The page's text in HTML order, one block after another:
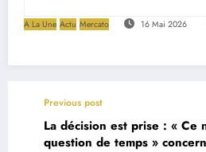
A La Une Actu Mercato 16 Mai 2026
Previous post
La décision est prise : « Ce
question de temps »